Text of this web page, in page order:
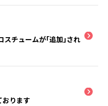
チュームが「追加」され
おります